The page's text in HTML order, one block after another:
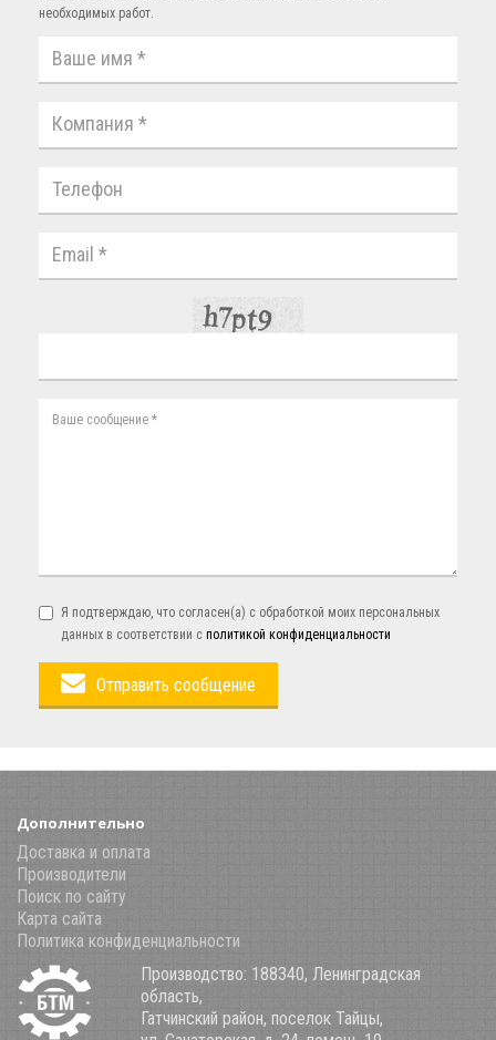
необходимых работ.
Я подтверждаю, что согласен(а) с обработкой моих персональных
данных в соответствии с политикой конфиденциальности
Отправить сообщение
Дополнительно
Доставка и оплата
Производители
Поиск по сайту
Карта сайта
Политика конфиденциальности
Производство: 188340, Ленинградская
область,
Гатчинский район, поселок Тайцы,